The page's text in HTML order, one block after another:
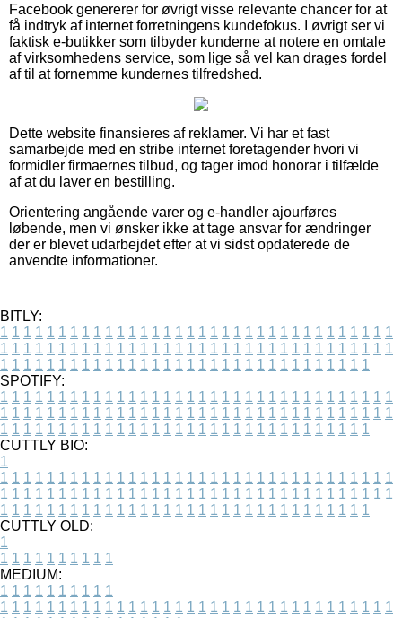
Facebook genererer for øvrigt visse relevante chancer for at
få indtryk af internet forretningens kundefokus. I øvrigt ser vi
faktisk e-butikker som tilbyder kunderne at notere en omtale
af virksomhedens service, som lige så vel kan drages fordel
af til at fornemme kundernes tilfredshed.
Dette website finansieres af reklamer. Vi har et fast
samarbejde med en stribe internet foretagender hvori vi
formidler firmaernes tilbud, og tager imod honorar i tilfælde
af at du laver en bestilling.
Orientering angående varer og e-handler ajourføres
løbende, men vi ønsker ikke at tage ansvar for ændringer
der er blevet udarbejdet efter at vi sidst opdaterede de
anvendte informationer.
BITLY:
1 1 1 1 1 1 1 1 1 1 1 1 1 1 1 1 1 1 1 1 1 1 1 1 1 1 1 1 1 1 1 1 1 1
1 1 1 1 1 1 1 1 1 1 1 1 1 1 1 1 1 1 1 1 1 1 1 1 1 1 1 1 1 1 1 1 1 1
1 1 1 1 1 1 1 1 1 1 1 1 1 1 1 1 1 1 1 1 1 1 1 1 1 1 1 1 1 1 1 1
SPOTIFY:
1 1 1 1 1 1 1 1 1 1 1 1 1 1 1 1 1 1 1 1 1 1 1 1 1 1 1 1 1 1 1 1 1 1
1 1 1 1 1 1 1 1 1 1 1 1 1 1 1 1 1 1 1 1 1 1 1 1 1 1 1 1 1 1 1 1 1 1
1 1 1 1 1 1 1 1 1 1 1 1 1 1 1 1 1 1 1 1 1 1 1 1 1 1 1 1 1 1 1 1
CUTTLY BIO:
1
1 1 1 1 1 1 1 1 1 1 1 1 1 1 1 1 1 1 1 1 1 1 1 1 1 1 1 1 1 1 1 1 1 1
1 1 1 1 1 1 1 1 1 1 1 1 1 1 1 1 1 1 1 1 1 1 1 1 1 1 1 1 1 1 1 1 1 1
1 1 1 1 1 1 1 1 1 1 1 1 1 1 1 1 1 1 1 1 1 1 1 1 1 1 1 1 1 1 1 1
CUTTLY OLD:
1
1 1 1 1 1 1 1 1 1 1
MEDIUM:
1 1 1 1 1 1 1 1 1 1
1 1 1 1 1 1 1 1 1 1 1 1 1 1 1 1 1 1 1 1 1 1 1 1 1 1 1 1 1 1 1 1 1 1